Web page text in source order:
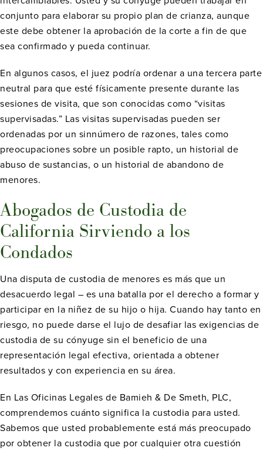
conjunto para elaborar su propio plan de crianza, aunque
este debe obtener la aprobación de la corte a fin de que
sea confirmado y pueda continuar.
En algunos casos, el juez podría ordenar a una tercera parte
neutral para que esté físicamente presente durante las
sesiones de visita, que son conocidas como “visitas
supervisadas.” Las visitas supervisadas pueden ser
ordenadas por un sinnúmero de razones, tales como
preocupaciones sobre un posible rapto, un historial de
abuso de sustancias, o un historial de abandono de
menores.
Abogados de Custodia de
California Sirviendo a los
Condados
Una disputa de custodia de menores es más que un
desacuerdo legal – es una batalla por el derecho a formar y
participar en la niñez de su hijo o hija. Cuando hay tanto en
riesgo, no puede darse el lujo de desafiar las exigencias de
custodia de su cónyuge sin el beneficio de una
representación legal efectiva, orientada a obtener
resultados y con experiencia en su área.
En Las Oficinas Legales de Bamieh & De Smeth, PLC,
comprendemos cuánto significa la custodia para usted.
Sabemos que usted probablemente está más preocupado
por obtener la custodia que por cualquier otra cuestión